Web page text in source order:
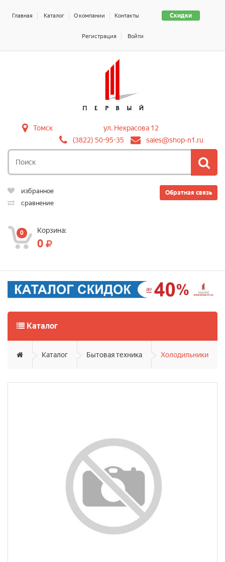
Скидки
Главная Каталог О компании Контакты
Регистрация Войти
Томск
ул. Некрасова 12
(3822) 50-95-35
sales@shop-n1.ru
Обратная связь
избранное
сравнение
0 Корзина:
0
Каталог
Каталог Бытовая техника Холодильники